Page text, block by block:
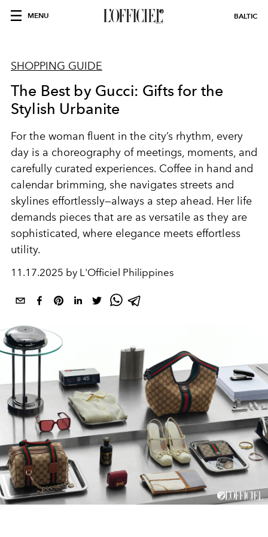
MENU BALTIC
SHOPPING GUIDE
The Best by Gucci: Gifts for the
Stylish Urbanite
For the woman fluent in the city’s rhythm, every
day is a choreography of meetings, moments, and
carefully curated experiences. Coffee in hand and
calendar brimming, she navigates streets and
skylines effortlessly—always a step ahead. Her life
demands pieces that are as versatile as they are
sophisticated, where elegance meets effortless
utility.
11.17.2025 by L'Officiel Philippines